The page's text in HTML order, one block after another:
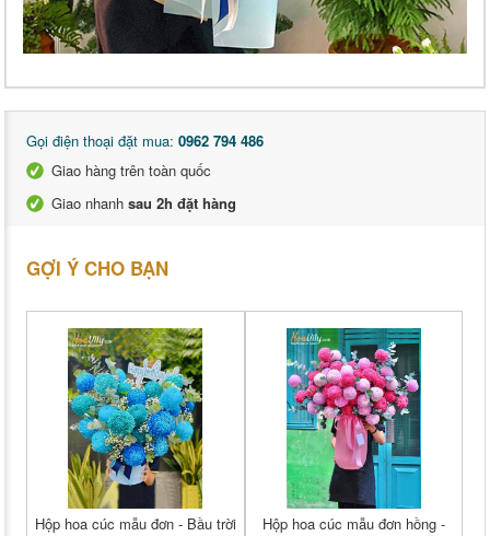
Gọi điện thoại đặt mua: 0962 794 486
Giao hàng trên toàn quốc
Giao nhanh sau 2h đặt hàng
GỢI Ý CHO BẠN
Hộp hoa cúc mẫu đơn - Bầu trời
Hộp hoa cúc mẫu đơn hồng -